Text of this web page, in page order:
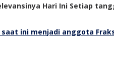
Hari Ini Setiap